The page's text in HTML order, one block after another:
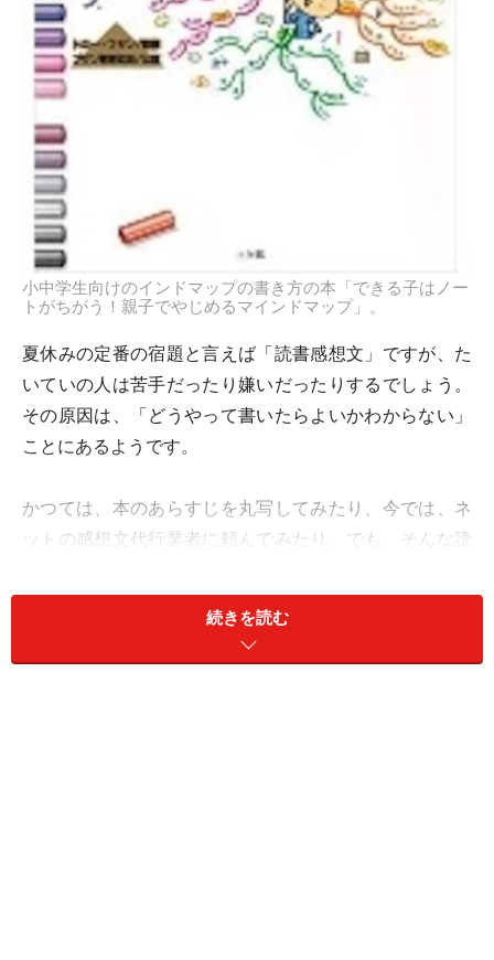
小中学生向けのインドマップの書き方の本「できる子はノー
トがちがう！親子でやじめるマインドマップ」。
夏休みの定番の宿題と言えば「読書感想文」ですが、た
いていの人は苦手だったり嫌いだったりするでしょう。
その原因は、「どうやって書いたらよいかわからない」
ことにあるようです。
かつては、本のあらすじを丸写してみたり、今では、ネ
ットの感想文代行業者に頼んでみたり。でも、そんな読
どうでしょうか。
マインドマップ（今回は簡易版）を使った、読書感想文
続きを読む